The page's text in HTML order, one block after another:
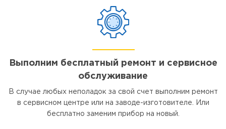
Выполним бесплатный ремонт и сервисное
обслуживание
В случае любых неполадок за свой счет выполним ремонт
в сервисном центре или на заводе-изготовителе. Или
бесплатно заменим прибор на новый.